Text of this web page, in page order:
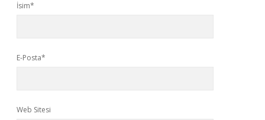
İsim*
E-Posta*
Web Sitesi